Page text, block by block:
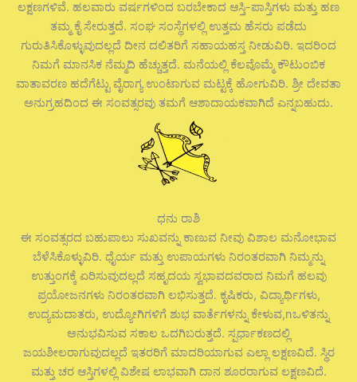
ಲಕ್ಷಣಗಳಿವೆ. ಹಲವಾರು ವರ್ಷಗಳಿಂದ ಬರಬೇಕಾದ ಆಸ್ತಿ-ಪಾಸ್ತಿಗಳು ಮತ್ತು ಹಣ
ತಮ್ಮ ಕೈ ಸೇರುತ್ತದೆ. ಸಂಘ ಸಂಸ್ಥೆಗಳಲ್ಲಿ ಉತ್ತಮ ಹೆಸರು ಪಡೆದು
ಗುರುತಿಸಿಕೊಳ್ಳುವುದಲ್ಲದೆ ದೀನ ದಲಿತರಿಗೆ ಸಹಾಯಹಸ್ತ ನೀಡುವಿರಿ. ಇದರಿಂದ
ನಿಮಗೆ ಮಾನಸಿಕ ನೆಮ್ಮದಿ ಹೆಚ್ಚುತ್ತದೆ. ಮನೆಯಲ್ಲಿ ಕೆಲವೊಮ್ಮೆ ಕೌಟುಂಬಿಕ
ವಾತಾವರಣ ಹದೆಗೆಟ್ಟು ವೈರಾಗ್ಯ ಉಂಟಾಗುವ ಮಟ್ಟಕ್ಕೆ ಹೋಗುವಿರಿ. ಶ್ರೀ ದೇವತಾ
ಅನುಗ್ರಹದಿಂದ ಈ ಸಂವತ್ಸರವು ತಮಗೆ ಆಶಾದಾಯಕವಾಗಿದೆ ಎನ್ನಬಹುದು.
ಧನು ರಾಶಿ
ಈ ಸಂವತ್ಸರದ ಬಹುಪಾಲು ಸುಖವನ್ನು ಕಾಣುವ ನೀವು ವಿಶಾಲ ಮನೋಭಾವ
ಬೆಳೆಸಿಕೊಳ್ಳುವಿರಿ. ಧೈರ್ಯ ಮತ್ತು ಉಪಾಯಗಳು ನಿರಂತರವಾಗಿ ನಿಮ್ಮನ್ನು
ಉತ್ತುಂಗಕ್ಕೆ ಏರಿಸುವುದಲ್ಲದೆ ಸಹೃದಯ ಸ್ವಭಾವದವರಾದ ನಿಮಗೆ ಹಲವು
ಪ್ರಯೋಜನಗಳು ನಿರಂತರವಾಗಿ ಲಭಿಸುತ್ತದೆ. ಕೃಷಿಕರು, ವಿದ್ಯಾರ್ಥಿಗಳು,
ಉದ್ಯಮದಾತರು, ಉದ್ಯೋಗಿಗಳಿಗೆ ಶುಭ ವಾರ್ತೆಗಳನ್ನು ಕೇಳುವ,nಒಳಿತನ್ನು
ಅನುಭವಿಸುವ ಸಕಾಲ ಒದಗಿಬರುತ್ತದೆ. ಸ್ಪರ್ಧಾಕಣದಲ್ಲಿ
ಜಯಶೀಲರಾಗುವುದಲ್ಲದೆ ಇತರರಿಗೆ ಮಾದರಿಯಾಗುವ ಎಲ್ಲಾ ಲಕ್ಷಣವಿದೆ. ಸ್ಥಿರ
ಮತ್ತು ಚರ ಆಸ್ತಿಗಳಲ್ಲಿ ವಿಶೇಷ ಲಾಭವಾಗಿ ದಾನ ಶೂರರಾಗುವ ಲಕ್ಷಣವಿದೆ.